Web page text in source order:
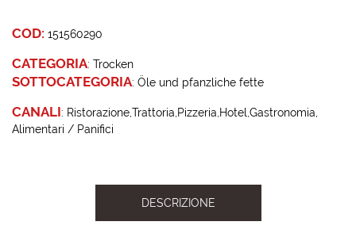
COD: 151560290
CATEGORIA: Trocken
SOTTOCATEGORIA: Öle und pfanzliche fette
CANALI: RistorazioneTrattoria Pizzeria Hotel Gastronomia
Alimentari / Panifici
DESCRIZIONE